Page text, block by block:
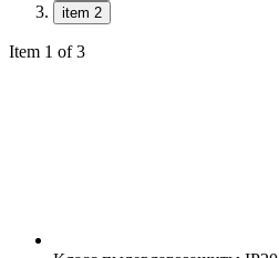
item 2
Item 1 of 3